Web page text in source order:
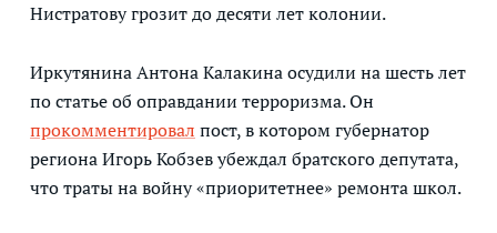
Нистратову грозит до десяти лет колонии.
Иркутянина Антона Калакина осудили на шесть лет
по статье об оправдании терроризма. Он
прокомментировал пост, в котором губернатор
региона Игорь Кобзев убеждал братского депутата,
что траты на войну «приоритетнее» ремонта школ.